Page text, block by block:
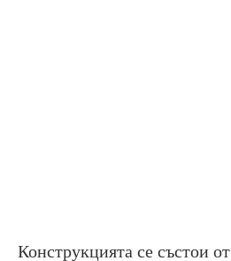
Конструкцията се състои от